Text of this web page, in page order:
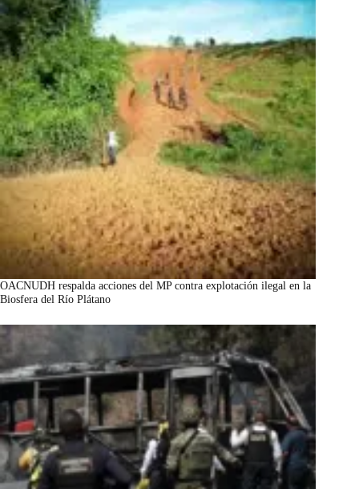
OACNUDH respalda acciones del MP contra explotación ilegal en la
Biosfera del Río Plátano